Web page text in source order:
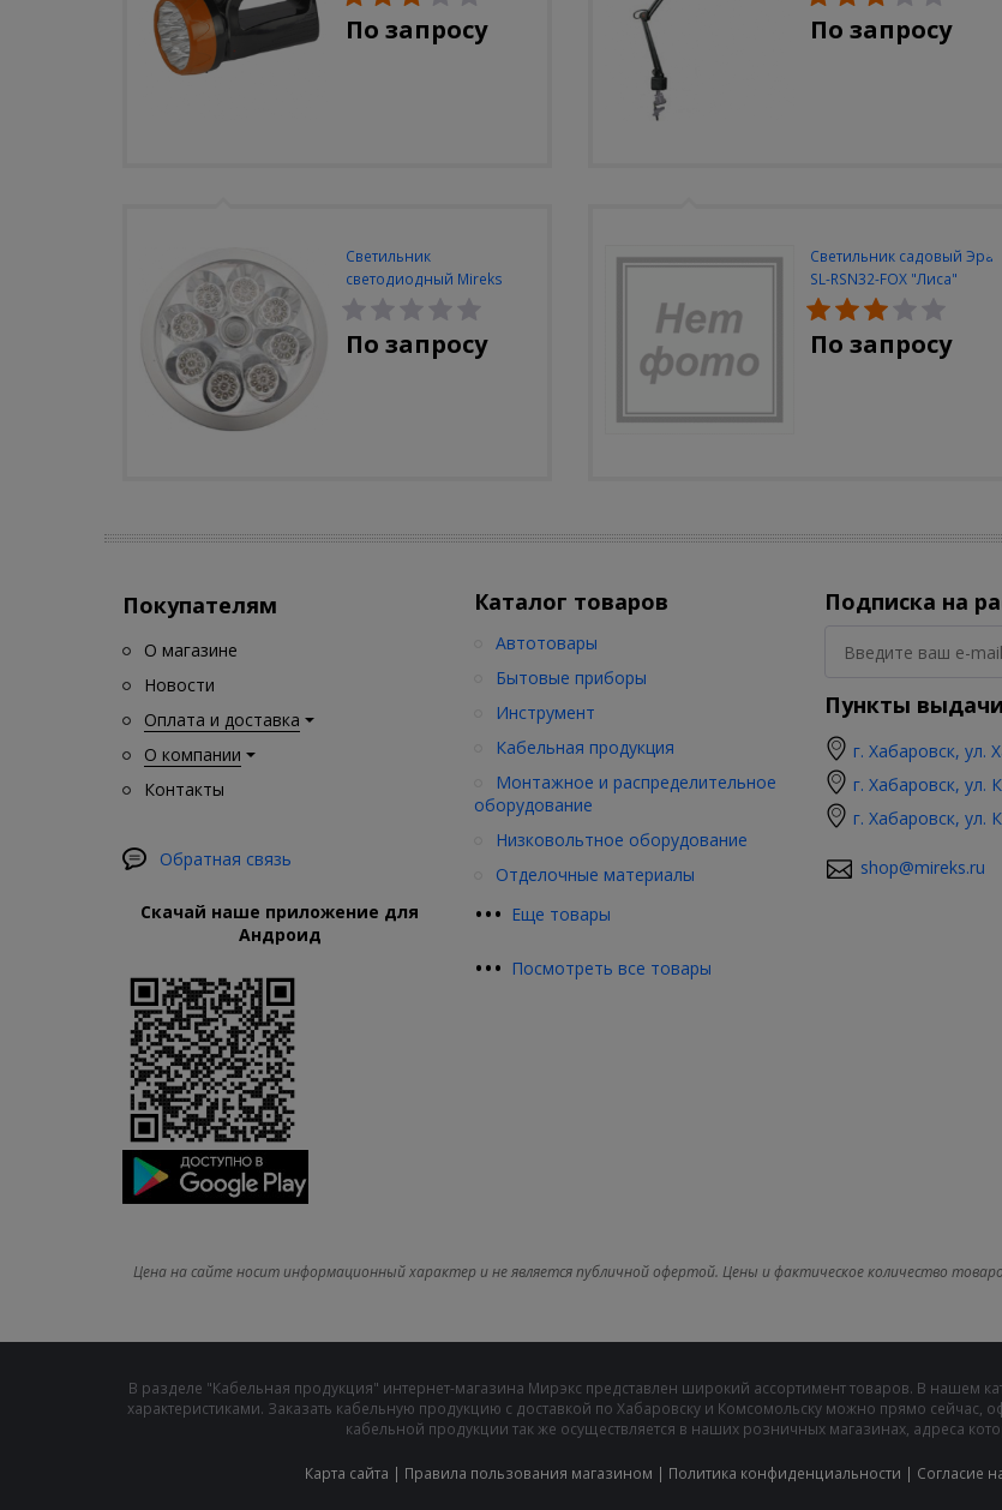
По запросу По запросу
Светильник
светодиодный Mireks
С-310-80-S (5W/4000-
5000K/500lm/датчик
движения)
По запросу
Светильник садовый Эра
SL-RSN32-FOX "Лиса"
солн.бат, полистоун,
цветной, 32 см
По запросу
Покупателям
О магазине
Новости
Оплата и доставка
О компании
Контакты
Обратная связь
Скачай наше приложение для
Андроид
Каталог товаров
••• Еще товары
Автотовары
Бытовые приборы
Инструмент
Кабельная продукция
Монтажное и распределительное
оборудование
Низковольтное оборудование
Отделочные материалы
••• Посмотреть все товары
Подписка на
Пункты выдачи
г. Хабаровск, ул.
г. Хабаровск, ул.
г. Хабаровск, ул.
shop@mireks.ru
Цена на сайте носит информационный характер и не является публичной офертой. Цены и фактическое количество
В разделе "Кабельная продукция" интернет-магазина Мирэкс представлен широкий ассортимент товаров. В нашем
характеристиками. Заказать кабельную продукцию с доставкой по Хабаровску и Комсомольску можно прямо сейчас,
кабельной продукции так же осуществляется в наших розничных магазинах, адреса
Карта сайта | Правила пользования магазином | Политика конфиденциальности | Cогласие